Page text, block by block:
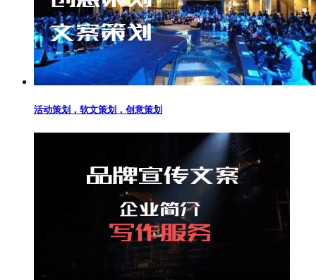
活动策划，软文策划，创意策划